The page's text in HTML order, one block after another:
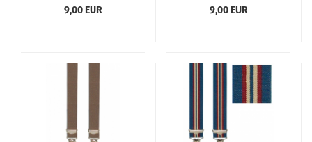
9,00 EUR 9,00 EUR